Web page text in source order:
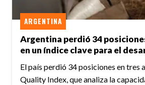
Argentina perdió 34
en un índice clave para el
ARGENTINA
El país perdió 34 posiciones en tres
Quality Index, que analiza la